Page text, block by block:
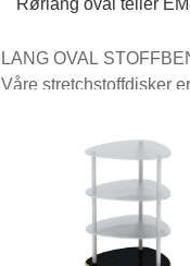
Rørlang oval teller
LANG OVAL
Våre stretchstoffdisker